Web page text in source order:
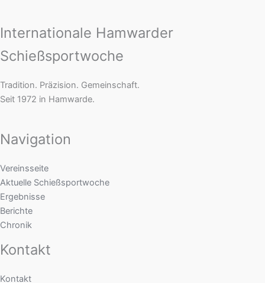
Internationale Hamwarder
Schießsportwoche
Tradition. Präzision. Gemeinschaft.
Seit 1972 in Hamwarde.
Navigation
Vereinsseite
Aktuelle Schießsportwoche
Ergebnisse
Berichte
Chronik
Kontakt
Kontakt